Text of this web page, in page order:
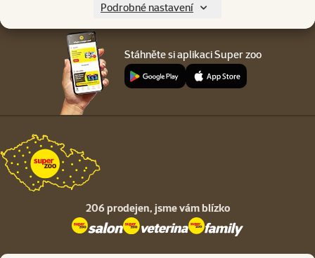
Podrobné nastavení
Stáhněte si aplikaci Super zoo
206 prodejen, jsme vám blízko